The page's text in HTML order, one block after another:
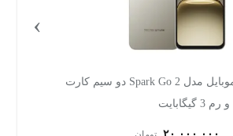
گوشی موبایل تکنو موبایل مدل Spark Go 2 دو سیم کارت
›